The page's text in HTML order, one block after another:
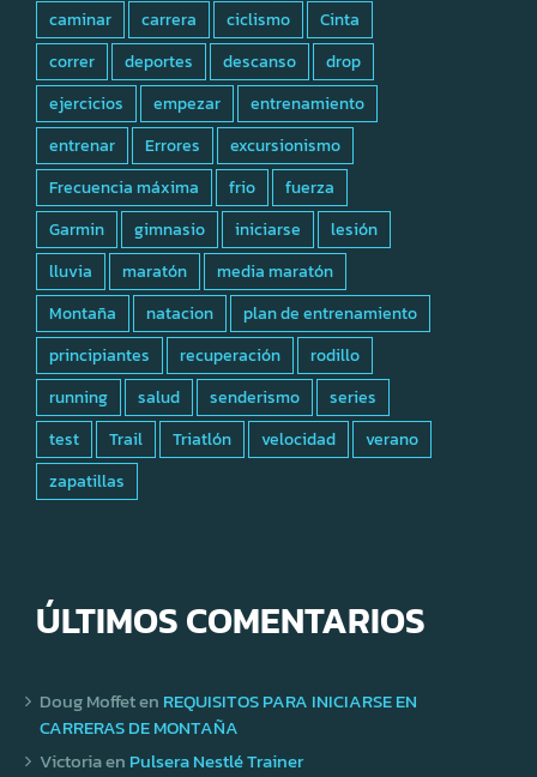
caminar carrera ciclismo
Cinta
correr
deportes descanso
drop
ejercicios
empezar
entrenamiento
entrenar
Errores
excursionismo
Frecuencia máxima
frio
fuerza
Garmin
gimnasio iniciarse
lesión
lluvia
maratón
media maratón
Montaña
natacion
plan de entrenamiento
principiantes
recuperación
rodillo
running
salud senderismo
series
test
Trail Triatlón velocidad
verano
zapatillas
ÚLTIMOS COMENTARIOS
Doug Moffeten REQUISITOS PARA INICIARSE EN
CARRERAS DE MONTAÑA
Victoriaen Pulsera Nestlé Trainer